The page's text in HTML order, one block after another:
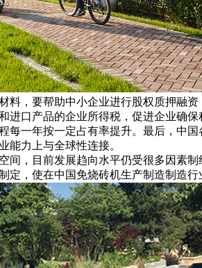
，要帮助中小企业进行股权质押融
进口产品的企业所得税，促进企业确
每一年按一定占有率提升。最后，中
能力上与全球性连接。
，目前发展趋向水平仍受很多因素
，使在中国免烧砖机生产制造制造行